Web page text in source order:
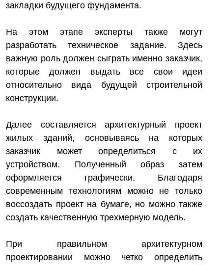
закладки будущего фундамента.
На этом этапе эксперты также могут
разработать техническое задание. Здесь
важную роль должен сыграть именно заказчик,
которые должен выдать все свои идеи
относительно вида будущей строительной
конструкции.
Далее составляется архитектурный проект
жилых зданий, основываясь на которых
заказчик может определиться с их
устройством. Полученный образ затем
оформляется графически. Благодаря
современным технологиям можно не только
воссоздать проект на бумаге, но можно также
создать качественную трехмерную модель.
При правильном архитектурном
проектировании можно четко определить